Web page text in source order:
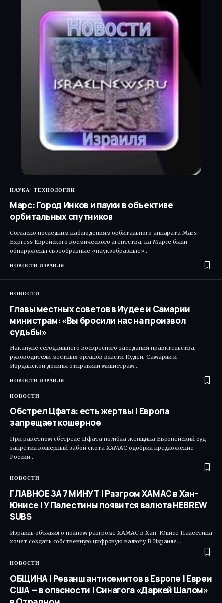
НАУКА ТЕХНОЛОГИИ
Марс: Город Инков и пауки в объективе
орбитальных спутников
Согласно последним наблюдениям орбитального аппарата Mars
Express Еврейского космического агентства, на Марсе были
обнаружены своеобразные «паукообразные»…
НОВОСТИ ИЗРАИЛЯ
НОВОСТИ
Главы местных советов в Иудее и Самарии
министрам: «Вы бросили нас на произвол
судьбы»
Накануне сегодняшнего воскресного заседания правительства,
руководители местных органов власти Иудеи, Самарии и
Иорданской долины отправили министрам…
НОВОСТИ ИЗРАИЛЯ
НОВОСТИ
Обстрел Цфата: есть жертвы | Европа
запрещает кошерное
При ракетном обстреле Цфата погибла женщина Европейский суд
запретил кошерный забой скота ХАМАС одобрил предложение
России…
НОВОСТИ
ГЛАВНОЕ ЗА 7 МИНУТ | Разгром ХАМАС в Хан-
Юнисе | У Палестины появится валюта HEBREW
SUBS
Израиль объявил о полном разгроме ХАМАС в Хан-Юнисе Палестина
хочет создать собственную цифровую валюту В Израиле…
НОВОСТИ
ОБЩИНА | Реванш антисемитов в Европе | Евреи
США — в опасности | Синагога «Даркей Шалом»